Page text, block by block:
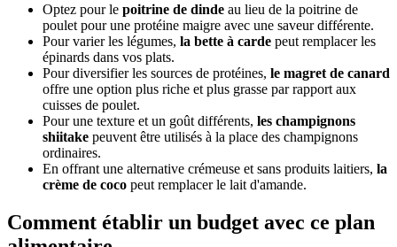
Optez pour le poitrine de dinde au lieu de la poitrine de
poulet pour une protéine maigre avec une saveur différente.
Pour varier les légumes, la bette à carde peut remplacer les
épinards dans vos plats.
Pour diversifier les sources de protéines, le magret de canard
offre une option plus riche et plus grasse par rapport aux
cuisses de poulet.
Pour une texture et un goût différents, les champignons
shiitake peuvent être utilisés à la place des champignons
ordinaires.
En offrant une alternative crémeuse et sans produits laitiers, la
crème de coco peut remplacer le lait d'amande.
Comment établir un budget avec ce plan